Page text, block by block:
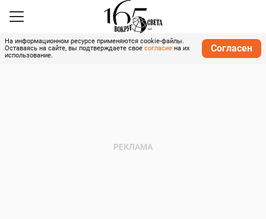
На информационном ресурсе применяются cookie-файлы.
Оставаясь на сайте, вы подтверждаете свое согласие на их
использование.
Согласен